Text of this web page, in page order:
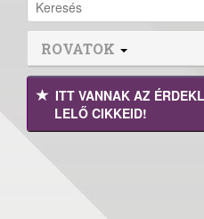
ROVATOK
ITT VANNAK AZ
LELŐ CIKKEID!